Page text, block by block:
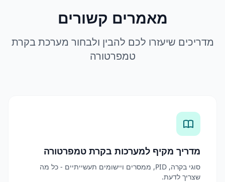
מאמרים קשורים
מדריכים שיעזרו לכם להבין ולבחור מערכת בקרת
טמפרטורה
מדריך מקיף למערכות בקרת טמפרטורה
סוגי בקרה, PID, ממסרים ויישומים תעשייתיים - כל מה
שצריך לדעת.